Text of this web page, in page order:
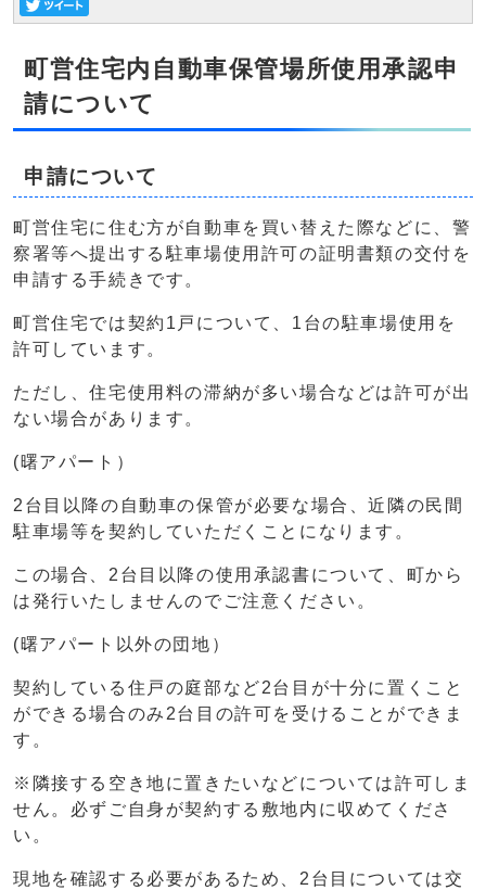
町営住宅内自動車保管場所使用承認申
請について
申請について
町営住宅に住む方が自動車を買い替えた際などに、警
察署等へ提出する駐車場使用許可の証明書類の交付を
申請する手続きです。
町営住宅では契約1戸について、1台の駐車場使用を
許可しています。
ただし、住宅使用料の滞納が多い場合などは許可が出
ない場合があります。
(曙アパート）
2台目以降の自動車の保管が必要な場合、近隣の民間
駐車場等を契約していただくことになります。
この場合、2台目以降の使用承認書について、町から
は発行いたしませんのでご注意ください。
(曙アパート以外の団地）
契約している住戸の庭部など2台目が十分に置くこと
ができる場合のみ2台目の許可を受けることができま
す。
※隣接する空き地に置きたいなどについては許可しま
せん。必ずご自身が契約する敷地内に収めてくださ
い。
現地を確認する必要があるため、2台目については交